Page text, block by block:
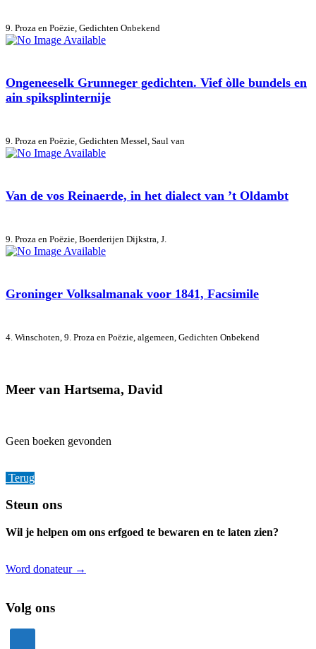
9. Proza en Poëzie, Gedichten Onbekend
Ongeneeselk Grunneger gedichten. Vief òlle bundels en
ain spiksplinternije
9. Proza en Poëzie, Gedichten Messel, Saul van
Van de vos Reinaerde, in het dialect van ’t Oldambt
9. Proza en Poëzie, Boerderijen Dijkstra, J.
Groninger Volksalmanak voor 1841, Facsimile
4. Winschoten, 9. Proza en Poëzie, algemeen, Gedichten Onbekend
Meer van Hartsema, David
Geen boeken gevonden
Terug
Footer
Steun ons
Wil je helpen om ons erfgoed te bewaren en te laten zien?
Word donateur →
Volg ons